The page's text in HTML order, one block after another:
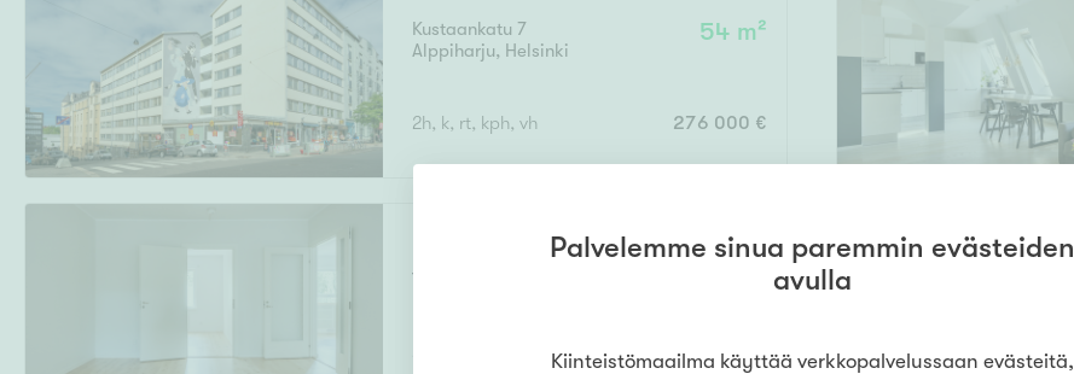
Kustaankatu 7
Alppiharju, Helsinki
54 m²
2h, k, rt, kph, vh 276 000 €
Toukola
64 m² /
2 - 3 h, k, rt, kph, las.p 378 000 €
Palvelemme sinua paremmin evästeiden
avulla
Kiinteistömaailma käyttää verkkopalvelussaan evästeitä,